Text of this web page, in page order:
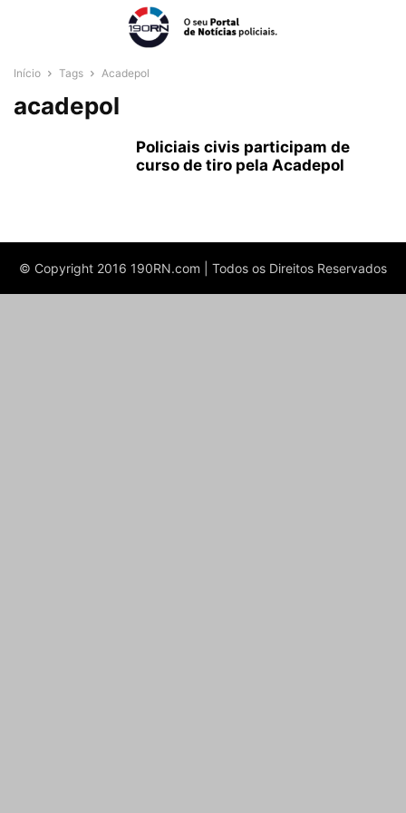
Início Tags Acadepol
acadepol
Policiais civis participam de
curso de tiro pela Acadepol
© Copyright 2016 190RN.com | Todos os Direitos Reservados